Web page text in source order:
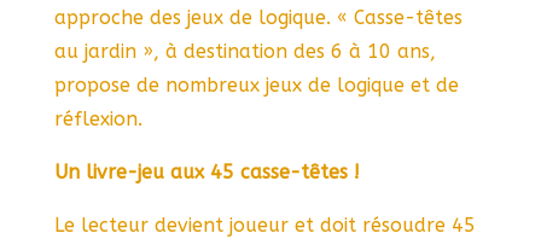
approche des jeux de logique. « Casse-têtes
au jardin », à destination des 6 à 10 ans,
propose de nombreux jeux de logique et de
réflexion.
Un livre-jeu aux 45 casse-têtes !
Le lecteur devient joueur et doit résoudre 45